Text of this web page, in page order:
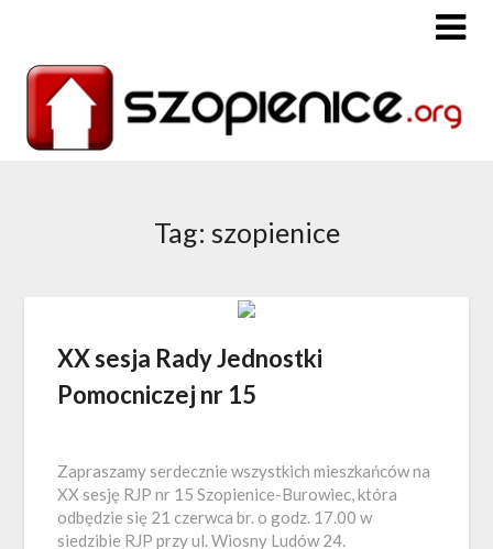
Tag: szopienice
XX sesja Rady Jednostki
Pomocniczej nr 15
Zapraszamy serdecznie wszystkich mieszkańców na
XX sesję RJP nr 15 Szopienice-Burowiec, która
odbędzie się 21 czerwca br. o godz. 17.00 w
siedzibie RJP przy ul. Wiosny Ludów 24.